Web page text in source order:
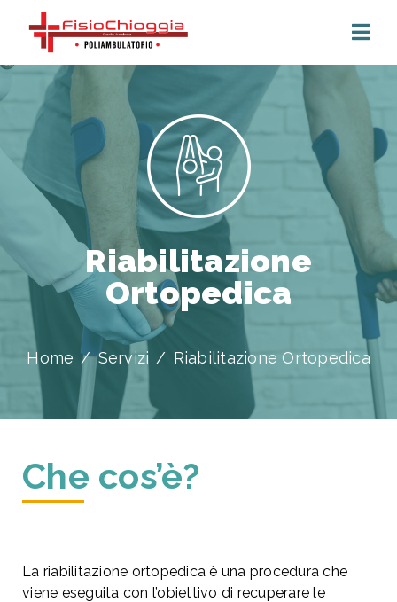
Riabilitazione
Ortopedica
Home Servizi Riabilitazione Ortopedica
Che cos’è?
La riabilitazione ortopedica è una procedura che
viene eseguita con l’obiettivo di recuperare le